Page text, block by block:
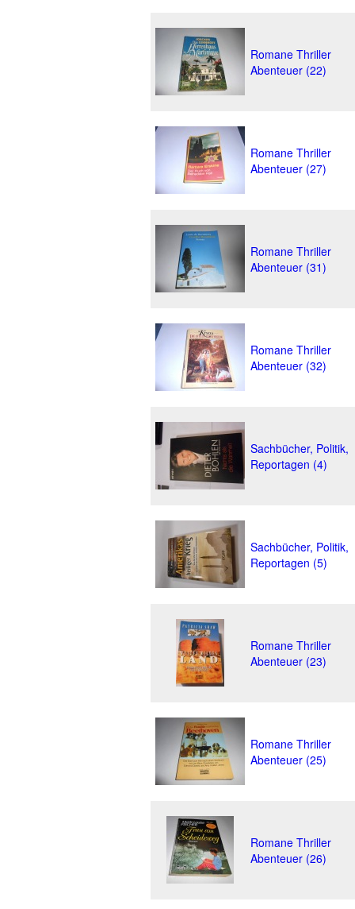
Romane Thriller
Abenteuer (22)
Romane Thriller
Abenteuer (27)
Romane Thriller
Abenteuer (31)
Romane Thriller
Abenteuer (32)
Sachbücher, Politik,
Reportagen (4)
Sachbücher, Politik,
Reportagen (5)
Romane Thriller
Abenteuer (23)
Romane Thriller
Abenteuer (25)
Romane Thriller
Abenteuer (26)